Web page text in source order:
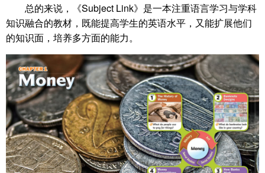
总的来说，《Subject Link》是一本注重语言学习与学科
知识融合的教材，既能提高学生的英语水平，又能扩展他们
的知识面，培养多方面的能力。